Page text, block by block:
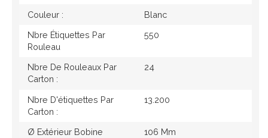
Couleur : Blanc
Nbre Étiquettes Par
Rouleau
550
Nbre De Rouleaux Par
Carton :
24
Nbre D'étiquettes Par
Carton :
13.200
Ø Extérieur Bobine 106 Mm